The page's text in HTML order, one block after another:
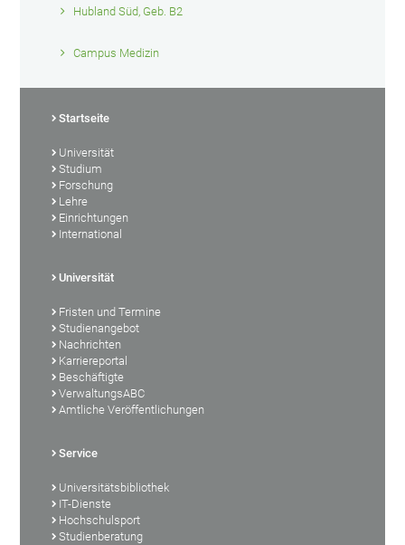
Hubland Süd, Geb. B2
Campus Medizin
Startseite
Universität
Studium
Forschung
Lehre
Einrichtungen
International
Universität
Fristen und Termine
Studienangebot
Nachrichten
Karriereportal
Beschäftigte
VerwaltungsABC
Amtliche Veröffentlichungen
Service
Universitätsbibliothek
IT-Dienste
Hochschulsport
Studienberatung